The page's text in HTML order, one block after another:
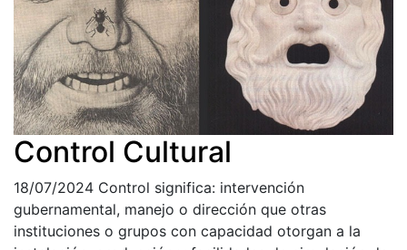
Control Cultural
18/07/2024 Control significa: intervención
gubernamental, manejo o dirección que otras
instituciones o grupos con capacidad otorgan a la